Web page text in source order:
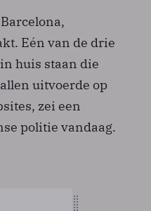
Eén van de drie
huis staan die
uitvoerde op
zei een
politie vandaag.